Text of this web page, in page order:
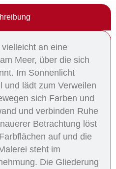
an eine
Meer, über die sich
Im Sonnenlicht
und lädt zum Verweilen
sich Farben und
und verbinden Ruhe
Betrachtung löst
auf und die
steht im
Die Gliederung